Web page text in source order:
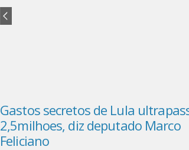
Gastos secretos de Lula
2,5milhoes, diz deputado Marco
Feliciano